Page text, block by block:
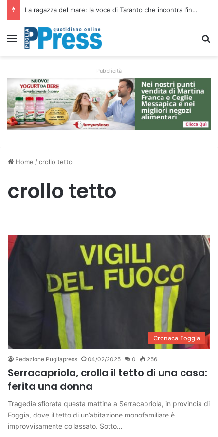
Siccità e caro gasolio colpiscono le campagne pugliesi: irrigare costa il 50,6% in più
Menu
Pubblicità
Home /crollo tetto
crollo tetto
Cronaca Foggia
Redazione Pugliapress 04/02/2025 0 256
Serracapriola, crolla il tetto di una casa:
ferita una donna
Tragedia sfiorata questa mattina a Serracapriola, in provincia di
Foggia, dove il tetto di un’abitazione monofamiliare è
improvvisamente collassato. Sotto…